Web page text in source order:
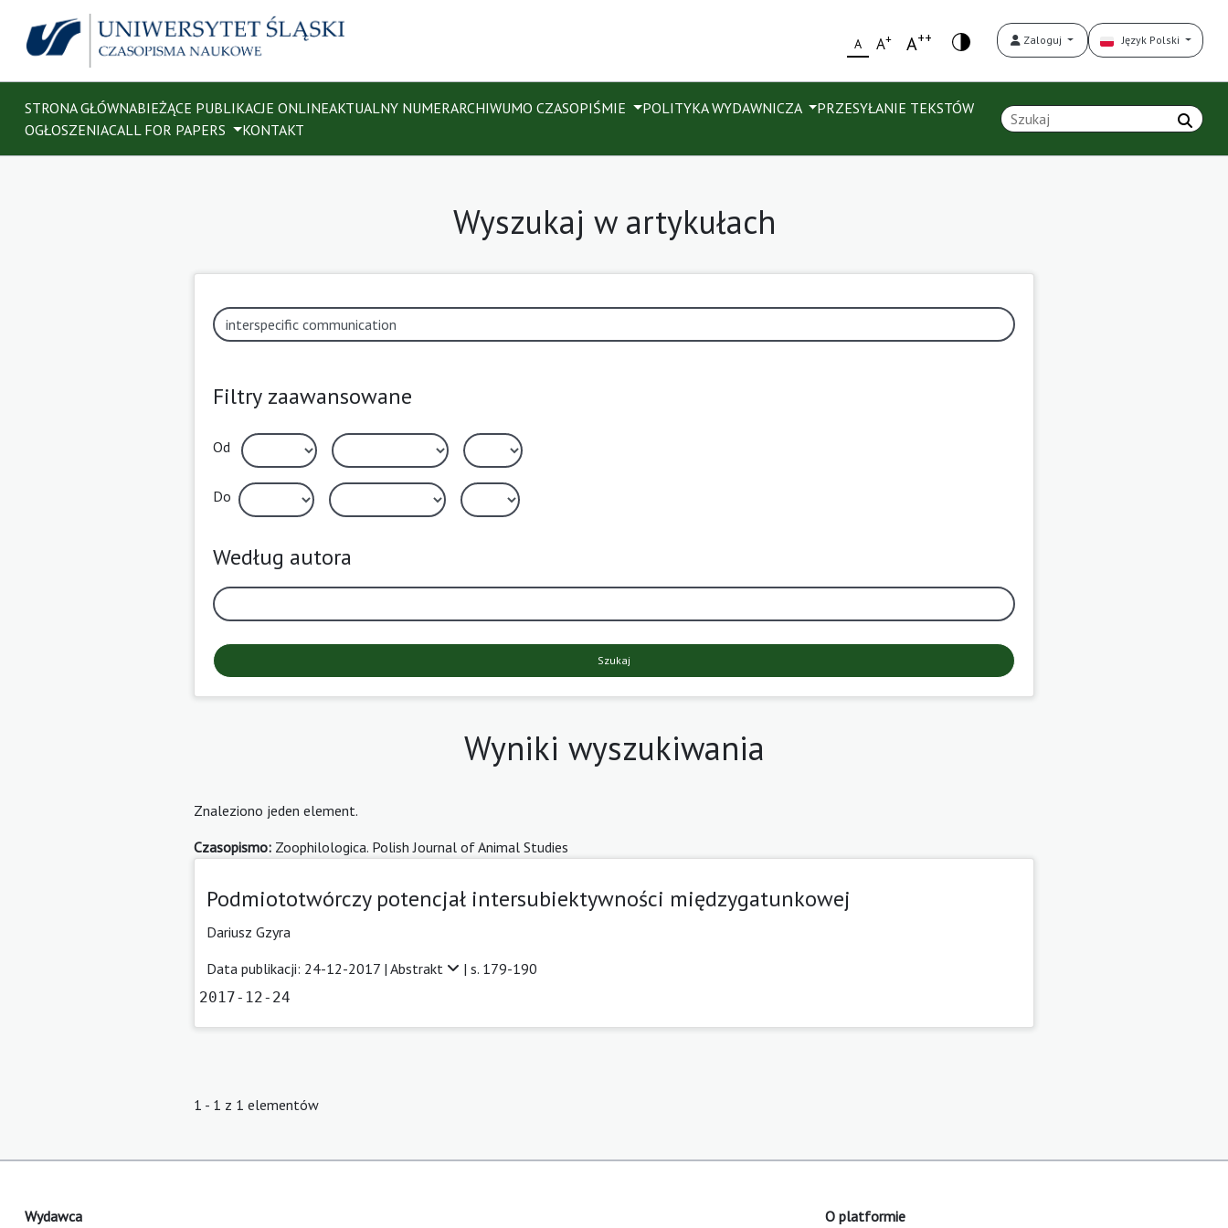
A A+ A++ Zaloguj Język Polski
STRONA GŁÓWNABIEŻĄCE PUBLIKACJE ONLINEAKTUALNY NUMERARCHIWUMO CZASOPIŚMIE POLITYKA WYDAWNICZA
PRZESYŁANIE TEKSTÓW
OGŁOSZENIACALL FOR PAPERS KONTAKT
Wyszukaj w artykułach
Filtry zaawansowane
Od
Do
Według autora
Szukaj
Wyniki wyszukiwania
Znaleziono jeden element.
Czasopismo: Zoophilologica. Polish Journal of Animal Studies
Podmiototwórczy potencjał intersubiektywności międzygatunkowej
Dariusz Gzyra
Data publikacji: 24-12-2017 | Abstrakt | s. 179-190
2017-12-24
1 - 1 z 1 elementów
Wydawca O platformie